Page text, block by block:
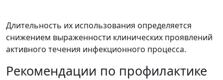
Длительность их использования определяется
снижением выраженности клинических проявлений
активного течения инфекционного процесса.
Рекомендации по профилактике